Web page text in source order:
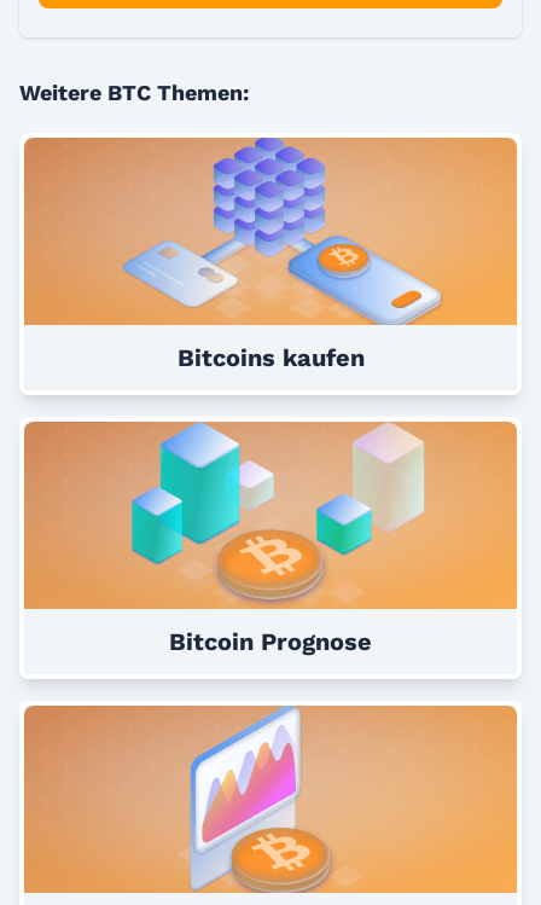
Weitere BTC Themen:
Bitcoins kaufen
Bitcoin Prognose